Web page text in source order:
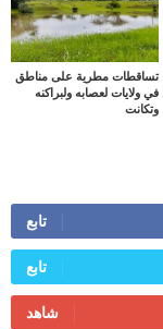
تساقطات مطرية على مناطق
في ولايات لعصابه ولبراكنه
وتكانت
تابع
تابع
شاهد